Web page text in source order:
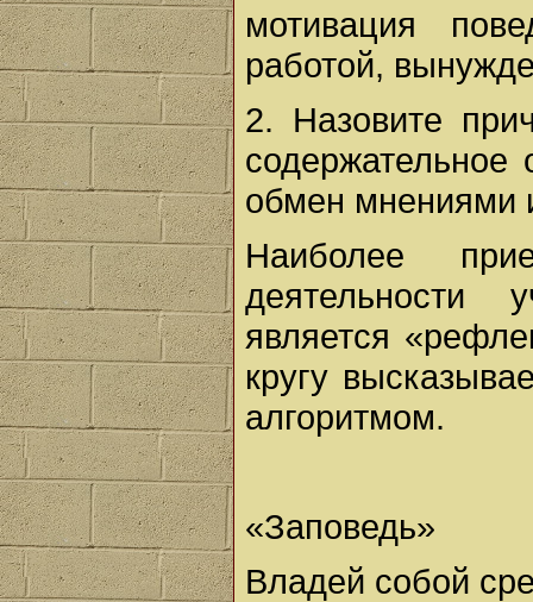
мотивация
работой,
2. Назовите
обмен мнениями
Наиболее
деятельности
является
кругу
алгоритмом.
«Заповедь»
Владей собой